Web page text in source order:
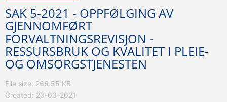
SAK 5-2021 - OPPFØLGING AV
GJENNOMFØRT
FORVALTNINGSREVISJON -
RESSURSBRUK OG KVALITET I PLEIE-
OG OMSORGSTJENESTEN
File size: 266.55 KB
Created: 20-03-2021